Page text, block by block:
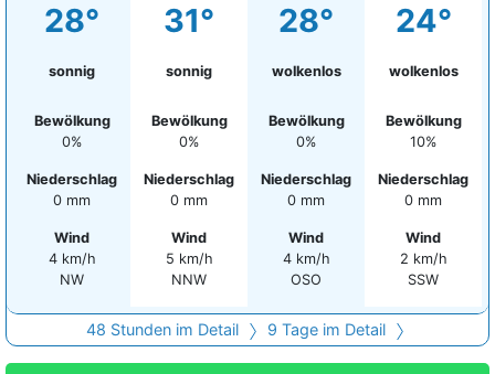
28°
sonnig
Bewölkung
0%
Niederschlag
0 mm
Wind
4 km/h
NW
31°
sonnig
Bewölkung
0%
Niederschlag
0 mm
Wind
5 km/h
NNW
28°
wolkenlos
Bewölkung
0%
Niederschlag
0 mm
Wind
4 km/h
OSO
24°
wolkenlos
Bewölkung
10%
Niederschlag
0 mm
Wind
2 km/h
SSW
48 Stunden im Detail 9 Tage im Detail